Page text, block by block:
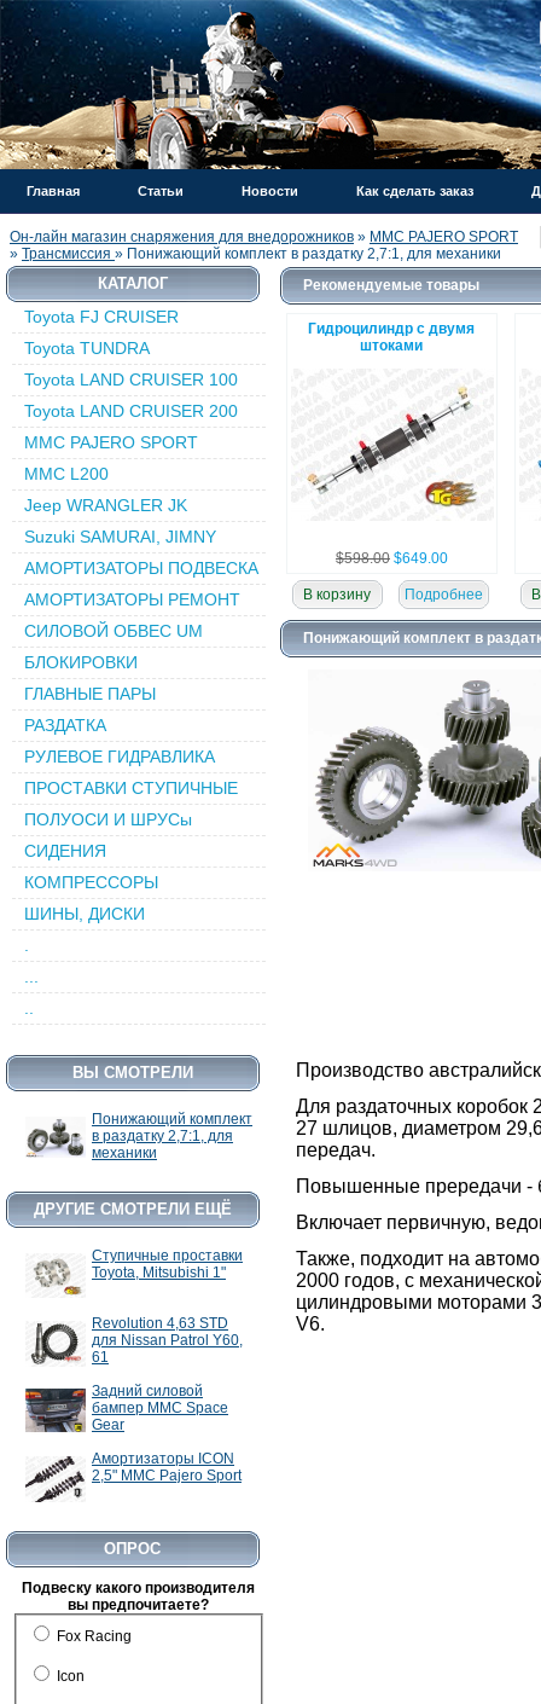
Главная Статьи Новости Как сделать заказ
Он-лайн магазин снаряжения для внедорожников » MMC PAJERO SPORT
» Трансмиссия » Понижающий комплект в раздатку 2,7:1, для механики
КАТАЛОГ
Toyota FJ CRUISER
Toyota TUNDRA
Toyota LAND CRUISER 100
Toyota LAND CRUISER 200
MMC PAJERO SPORT
MMC L200
Jeep WRANGLER JK
Suzuki SAMURAI, JIMNY
АМОРТИЗАТОРЫ ПОДВЕСКА
АМОРТИЗАТОРЫ РЕМОНТ
СИЛОВОЙ ОБВЕC UM
БЛОКИРОВКИ
ГЛАВНЫЕ ПАРЫ
РАЗДАТКА
РУЛЕВОЕ ГИДРАВЛИКА
ПРОСТАВКИ СТУПИЧНЫЕ
ПОЛУОСИ И ШРУСы
СИДЕНИЯ
КОМПРЕССОРЫ
ШИНЫ, ДИСКИ
ВЫ СМОТРЕЛИ
Понижающий комплект
в раздатку 2,7:1, для
механики
ДРУГИЕ СМОТРЕЛИ ЕЩЁ
Ступичные проставки
Toyota, Mitsubishi 1"
Revolution 4,63 STD
для Nissan Patrol Y60,
61
Задний силовой
бампер MMC Space
Gear
Амортизаторы ICON
2,5" MMC Pajero Sport
ОПРОС
Подвеску какого производителя
вы предпочитаете?
Fox Racing
Icon
Рекомендуемые товары
Гидроцилиндр с двумя
штоками
$598.00 $649.00
В корзину Подробнее
Бампер передний, силовой
на TUNDRA 2007+
$1300.00
Передний бампер MMC L200
2006+
Понижающий комплект в
Производство
Для раздаточных коробок
27 шлицов, диаметром
передач.
Повышенные прередачи -
Включает первичную,
Также, подходит на
2000 годов, с
цилиндровыми моторами
V6.